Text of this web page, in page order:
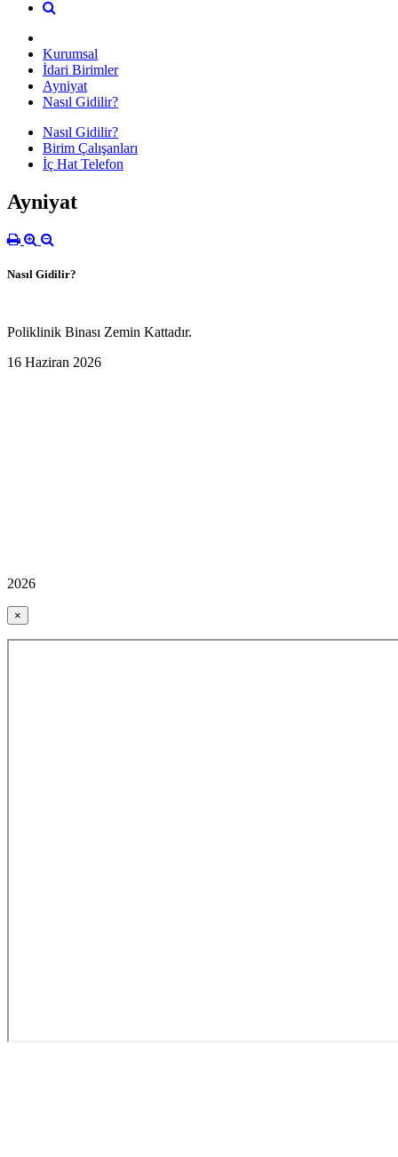
Kurumsal
İdari Birimler
Ayniyat
Nasıl Gidilir?
Nasıl Gidilir?
Birim Çalışanları
İç Hat Telefon
Ayniyat
Nasıl Gidilir?
Poliklinik Binası Zemin Kattadır.
16 Haziran 2026
2026
×